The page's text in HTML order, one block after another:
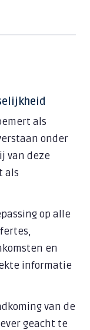
als
onder
van deze
als
op alle
en
informatie
van de
geacht te